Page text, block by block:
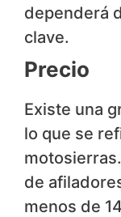
dependerá
clave.
Precio
Existe una
lo que se
de
menos de